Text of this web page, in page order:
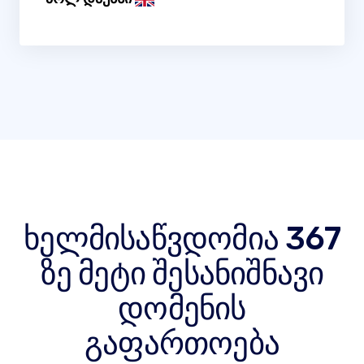
ხელმისაწვდომია 367
ზე მეტი შესანიშნავი
დომენის
გაფართოება